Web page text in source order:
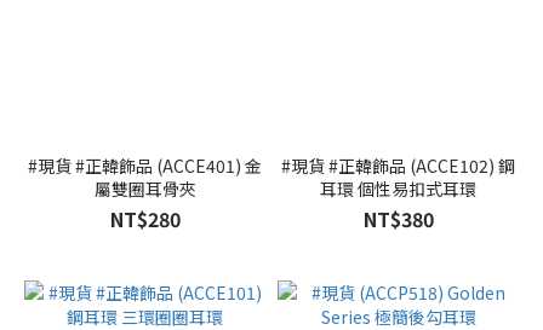
#現貨 #正韓飾品 (ACCE401) 金
屬雙圈耳骨夾
NT$280
#現貨 #正韓飾品 (ACCE102) 鋼
耳環 個性易扣式耳環
NT$380